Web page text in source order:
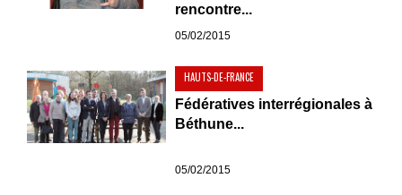
rencontre...
05/02/2015
HAUTS-DE-FRANCE
Fédératives interrégionales à
Béthune...
05/02/2015